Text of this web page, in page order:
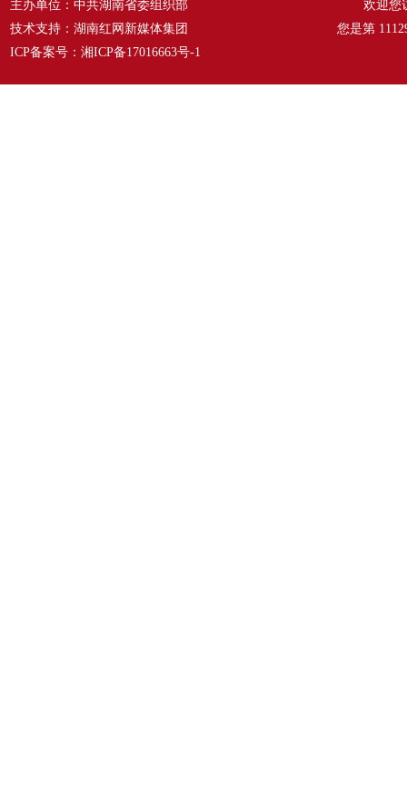
主办单位：中共湖南省委组织部
技术支持：湖南红网新媒体集团
ICP备案号： 湘ICP备17016663号-1
欢迎您
您是第